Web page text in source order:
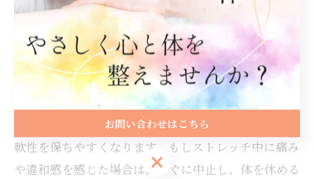
ストレッチは呼吸を止めず、無理のない範囲でゆっく
りと行うことがポイントです。岩国市内の整体院や接
骨院でも、施術後におすすめのストレッチ方法を指導
してもらえる場合があります。自宅で行う際は、肩や
腰に過度な負担をかけないよう注意しましょう。
ストレッチは毎日数分でも継続することで、筋膜の柔
軟性を保ちやすくなります。もしストレッチ中に痛み
や違和感を感じた場合は、すぐに中止し、体を休める
お問い合わせはこちら
お問い合わせはこちら